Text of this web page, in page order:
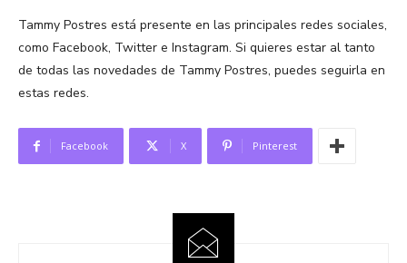
Tammy Postres está presente en las principales redes sociales,
como Facebook, Twitter e Instagram. Si quieres estar al tanto
de todas las novedades de Tammy Postres, puedes seguirla en
estas redes.
Facebook X Pinterest